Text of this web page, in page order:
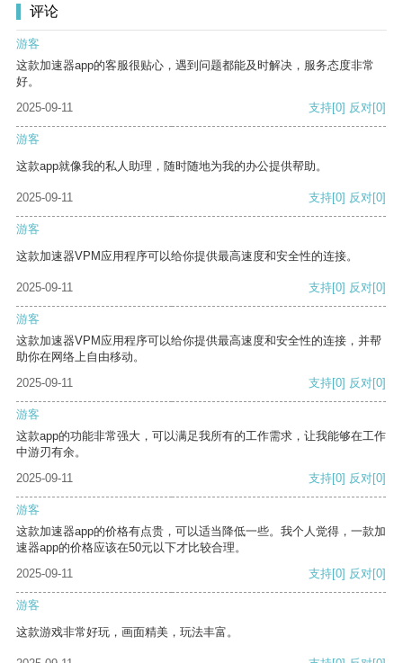
评论
游客
这款加速器app的客服很贴心，遇到问题都能及时解决，服务态度非常
好。
2025-09-11
支持[0] 反对[0]
游客
这款app就像我的私人助理，随时随地为我的办公提供帮助。
2025-09-11 支持[0] 反对[0]
游客
这款加速器VPM应用程序可以给你提供最高速度和安全性的连接。
2025-09-11 支持[0] 反对[0]
游客
这款加速器VPM应用程序可以给你提供最高速度和安全性的连接，并帮
助你在网络上自由移动。
2025-09-11
支持[0] 反对[0]
游客
这款app的功能非常强大，可以满足我所有的工作需求，让我能够在工作
中游刃有余。
2025-09-11
支持[0] 反对[0]
游客
这款加速器app的价格有点贵，可以适当降低一些。我个人觉得，一款加
速器app的价格应该在50元以下才比较合理。
2025-09-11
支持[0] 反对[0]
游客
这款游戏非常好玩，画面精美，玩法丰富。